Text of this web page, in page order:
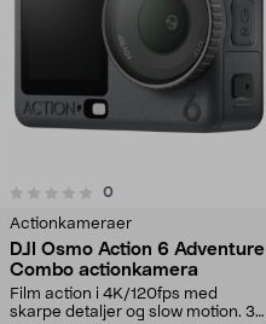
0
Actionkameraer
DJI Osmo Action 6 Adventure
Combo actionkamera
Film action i 4K/120fps med
skarpe detaljer og slow motion. 3
5.0 av 5 stjerner